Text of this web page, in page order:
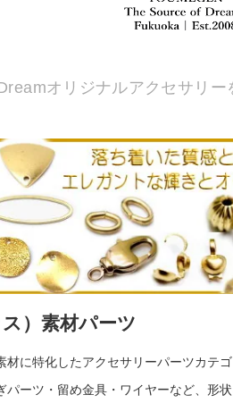
オリジナルアクセサリー
）素材パーツ
材に特化したアクセサリーパーツカテゴ
パーツ・留め金具・ワイヤーなど、形